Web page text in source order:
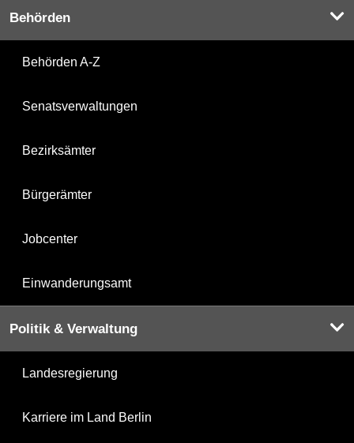
Behörden
Behörden A-Z
Senatsverwaltungen
Bezirksämter
Bürgerämter
Jobcenter
Einwanderungsamt
Politik & Verwaltung
Landesregierung
Karriere im Land Berlin